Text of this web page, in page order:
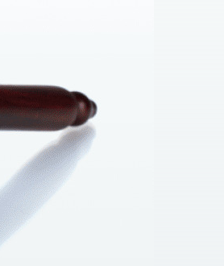
данной услуги
процесс
непременно